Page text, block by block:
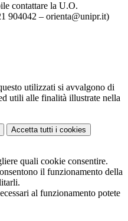
contattare la U.O.
904042 – orienta@unipr.it)
utilizzati si avvalgono di
utili alle finalità illustrate nella
Accetta tutti i cookies
quali cookie consentire.
il funzionamento della
al funzionamento potete